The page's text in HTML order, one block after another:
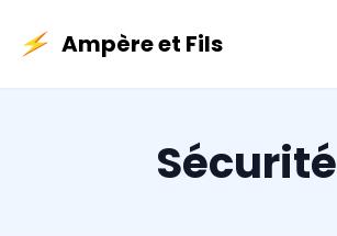
Ampère et Fils
Sécurité